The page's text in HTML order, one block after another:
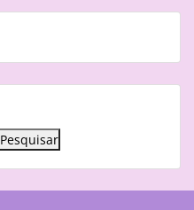
Pesquisar